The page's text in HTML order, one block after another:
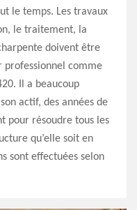
le temps. Les travaux
le traitement, la
doivent être
professionnel comme
Il a beaucoup
actif, des années de
pour résoudre tous les
qu’elle soit en
sont effectuées selon